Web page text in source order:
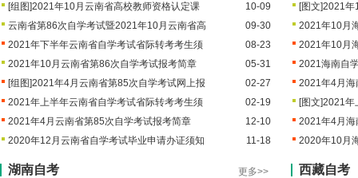
[组图]2021年10月云南省高校教师资格认定课
10-09
云南省第86次自学考试暨2021年10月云南省高
09-30
2021年下半年云南省自学考试省际转考考生须
08-23
2021年10月云南省第86次自学考试报考简章
05-31
[组图]2021年4月云南省第85次自学考试网上报
02-27
2021年上半年云南省自学考试省际转考考生须
02-19
2021年4月云南省第85次自学考试报考简章
12-10
2020年12月云南省自学考试毕业申请办证须知
11-18
[图文]2021年
2021年10月
2021年10月
2021海南自
2021年4月海
[图文]2021年
2021年4月海
2020年10月
湖南自考 更多>> 西藏自考